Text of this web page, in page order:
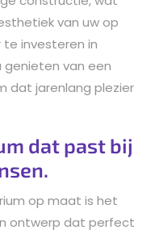
van uw op
investeren in
genieten van een
dat jarenlang plezier
dat past bij
op maat is het
ontwerp dat perfect